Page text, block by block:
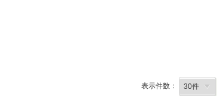
表示件数：